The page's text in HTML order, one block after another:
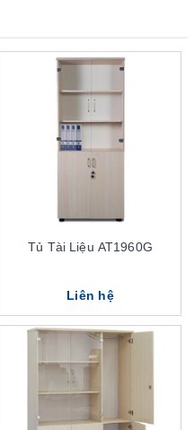
Tủ Tài Liệu AT1960G
Liên hệ